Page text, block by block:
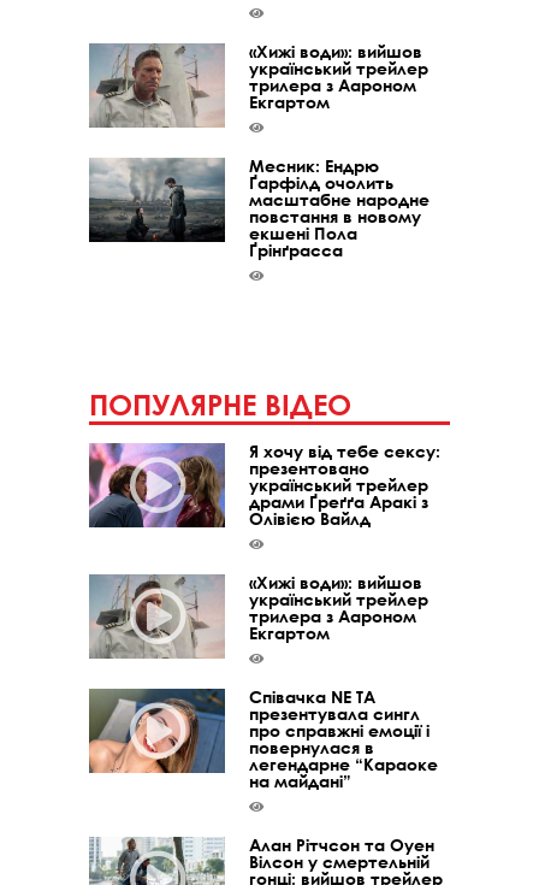
«Хижі води»: вийшов
український трейлер
трилера з Аароном
Екгартом
Месник: Ендрю
Ґарфілд очолить
масштабне народне
повстання в новому
екшені Пола
Ґрінґрасса
ПОПУЛЯРНЕ ВІДЕО
Я хочу від тебе сексу:
презентовано
український трейлер
драми Ґреґґа Аракі з
Олівією Вайлд
«Хижі води»: вийшов
український трейлер
трилера з Аароном
Екгартом
Співачка NE TA
презентувала сингл
про справжні емоції і
повернулася в
легендарне “Караоке
на майдані”
Алан Рітчсон та Оуен
Вілсон у смертельній
гонці: вийшов трейлер